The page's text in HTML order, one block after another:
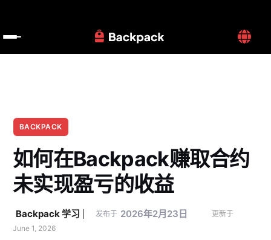
BACKPACK
如何在Backpack赚取合约
未实现盈亏的收益
Backpack 学习 发布于 2026年2月23日
更新于
June 1, 2026